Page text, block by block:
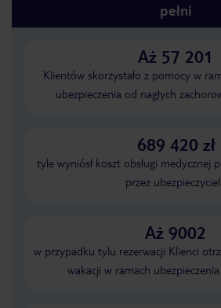
pełni
Aż 57 201
Klientów skorzystało z pomocy w
ubezpieczenia od nagłych
689 420 zł
tyle wyniósł koszt obsługi medycznej
przez
Aż 9002
w przypadku tylu rezerwacji Klienci
wakacji w ramach